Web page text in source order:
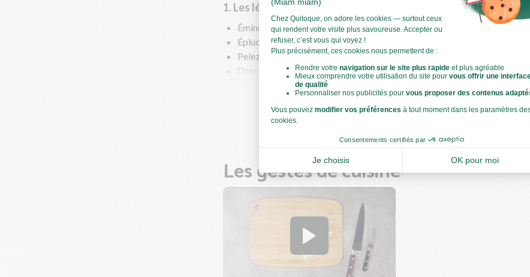
1. Les légumes
Émincez l'oignon.
Épluchez et coupez la carotte en fines demi-rondelles.
Pelez et hachez le gingembre.
Dans une sauteuse, faites chauffer un filet d'huile d'olive à feu moyen à vif.
Faites revenir l'oignon, la carotte et le gingembre 15 min.
A mi-cuisson, versez un fond d'eau et émiettez le bouillon de poule.
Pendant la cuisson des légumes, préparez le reste des ingrédients.
Voir toute la recette
Les gestes de cuisine